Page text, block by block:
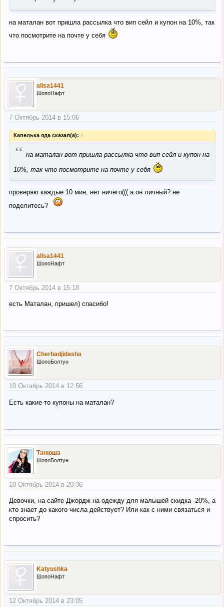
на маталан вот пришла рассылка что вип сейл и купон на 10%, так
что посмотрите на почте у себя
alisa1441
ШопоНафт
7 Октябрь 2014 в 15:06
Капелька яда сказал(а): ↑
“ на маталан вот пришла рассылка что вип сейл и купон на
10%, так что посмотрите на почте у себя
проверяю каждые 10 мин, нет ничего((( а он личный? не
поделитесь?
alisa1441
ШопоНафт
7 Октябрь 2014 в 15:18
есть Маталан, пришел) спасибо!
Cherbadjidasha
ШопоБолтун
10 Октябрь 2014 в 12:56
Есть какие-то купоны на маталан?
Танюша
ШопоБолтун
10 Октябрь 2014 в 20:36
Девочки, на сайте Джордж на одежду для малышей скидка -20%, а
кто знает до какого числа действует? Или как с ними связаться и
спросить?
Katyushka
ШопоНафт
12 Октябрь 2014 в 23:05